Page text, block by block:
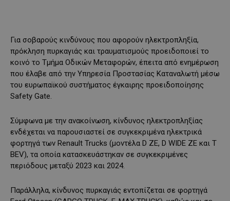
Για σοβαρούς κινδύνους που αφορούν ηλεκτροπληξία,
πρόκληση πυρκαγιάς και τραυματισμούς προειδοποιεί το
κοινό το Τμήμα Οδικών Μεταφορών, έπειτα από ενημέρωση
που έλαβε από την Υπηρεσία Προστασίας Καταναλωτή μέσω
του ευρωπαϊκού συστήματος έγκαιρης προειδοποίησης
Safety Gate.
Σύμφωνα με την ανακοίνωση, κίνδυνος ηλεκτροπληξίας
ενδέχεται να παρουσιαστεί σε συγκεκριμένα ηλεκτρικά
φορτηγά των Renault Trucks (μοντέλα D ZE, D WIDE ZE και T
BEV), τα οποία κατασκευάστηκαν σε συγκεκριμένες
περιόδους μεταξύ 2023 και 2024.
Παράλληλα, κίνδυνος πυρκαγιάς εντοπίζεται σε φορτηγά